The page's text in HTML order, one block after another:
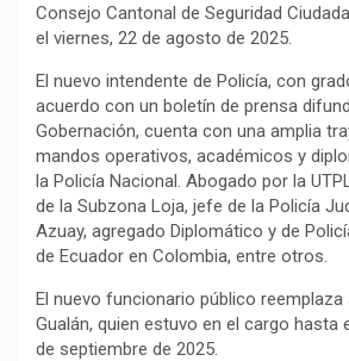
Consejo Cantonal de Seguridad
el viernes, 22 de agosto de 2025.
El nuevo intendente de Policía, con
acuerdo con un boletín de prensa
Gobernación, cuenta con una amplia
mandos operativos, académicos y
la Policía Nacional. Abogado por la
de la Subzona Loja, jefe de la Policía
Azuay, agregado Diplomático y de
de Ecuador en Colombia, entre otros.
El nuevo funcionario público reemplaza
Gualán, quien estuvo en el cargo hasta
de septiembre de 2025.